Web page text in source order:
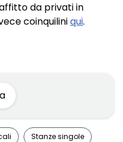
da privati in
coinquiliniqui.
Stanze singole